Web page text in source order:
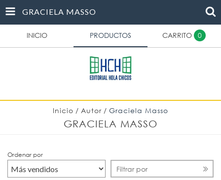
GRACIELA MASSO
INICIO PRODUCTOS CARRITO 0
Inicio / Autor / Graciela Masso
GRACIELA MASSO
Ordenar por
Filtrar por